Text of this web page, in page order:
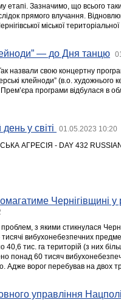
етапі. Зазначимо, що всього
прямого влучання.
міської
— до Дня танцю
назвали свою концертну
клейноди” (в.о.
програми відбулася в
у світі 01.05.2023 10:20
АГРЕСІЯ - DAY 432 RUSSIAN
Чернігівщині у
з якими стикнулася
вибухонебезпечних
40,6 тис. га територій (з них
понад 60 тисяч
Адже ворог перебував на двох
управління